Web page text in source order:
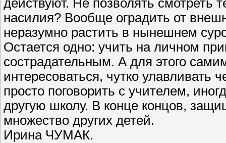
действуют. Не позволять смотреть
насилия? Вообще оградить от
неразумно растить в нынешнем
Остается одно: учить на личном
сострадательным. А для этого
интересоваться, чутко
просто поговорить с учителем,
другую школу. В конце концов,
множество других детей.
Ирина ЧУМАК.